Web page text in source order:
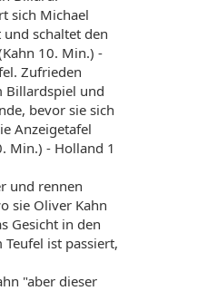
sich Michael
und schaltet den
10. Min.) -
Zufrieden
Billardspiel und
bevor sie sich
Anzeigetafel
Min.) - Holland 1
und rennen
sie Oliver Kahn
Gesicht in den
ist passiert,
"aber dieser